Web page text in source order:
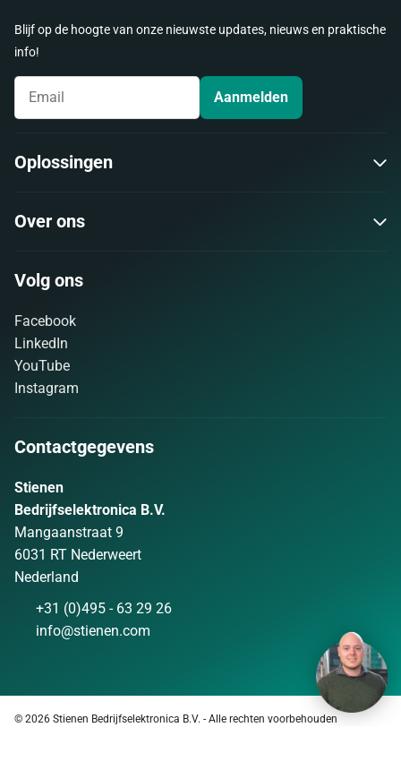
Blijf op de hoogte van onze nieuwste updates, nieuws en praktische
info!
Aanmelden
Oplossingen
Over ons
Volg ons
Facebook
LinkedIn
YouTube
Instagram
Contactgegevens
Stienen
Bedrijfselektronica B.V.
Mangaanstraat 9
6031 RT Nederweert
Nederland
+31 (0)495 - 63 29 26
info@stienen.com
© 2026 Stienen Bedrijfselektronica B.V. - Alle rechten voorbehouden